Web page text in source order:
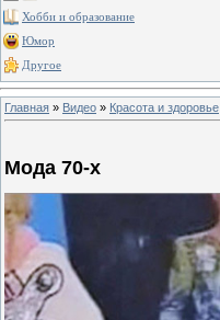
Хобби и образование
Юмор
Другое
Главная » Видео » Красота и здоровье
Мода 70-х